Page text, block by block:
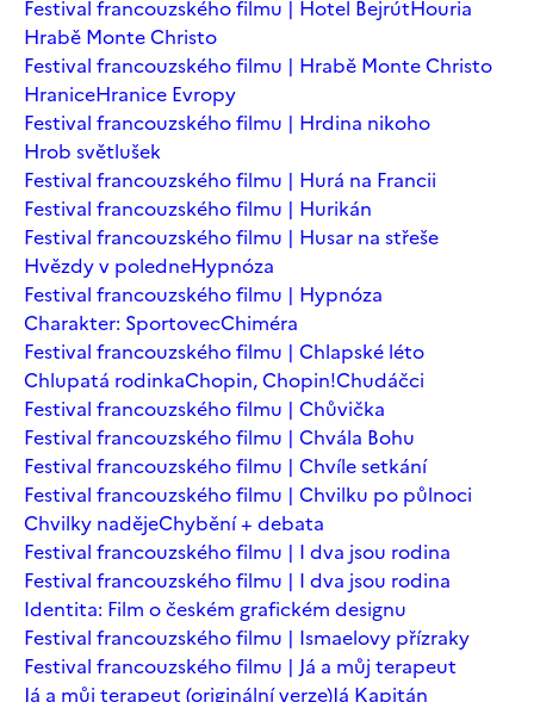
Festival francouzského filmu | Hotel BejrútHouria
Hrabě Monte Christo
Festival francouzského filmu | Hrabě Monte Christo
HraniceHranice Evropy
Festival francouzského filmu | Hrdina nikoho
Hrob světlušek
Festival francouzského filmu | Hurá na Francii
Festival francouzského filmu | Hurikán
Festival francouzského filmu | Husar na střeše
Hvězdy v poledneHypnóza
Festival francouzského filmu | Hypnóza
Charakter: SportovecChiméra
Festival francouzského filmu | Chlapské léto
Chlupatá rodinkaChopin, Chopin!Chudáčci
Festival francouzského filmu | Chůvička
Festival francouzského filmu | Chvála Bohu
Festival francouzského filmu | Chvíle setkání
Festival francouzského filmu | Chvilku po půlnoci
Chvilky nadějeChybění + debata
Festival francouzského filmu | I dva jsou rodina
Festival francouzského filmu | I dva jsou rodina
Identita: Film o českém grafickém designu
Festival francouzského filmu | Ismaelovy přízraky
Festival francouzského filmu | Já a můj terapeut
Já a můj terapeut (originální verze)Já Kapitán